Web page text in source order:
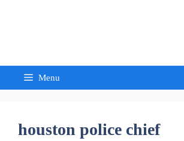
Menu
houston police chief